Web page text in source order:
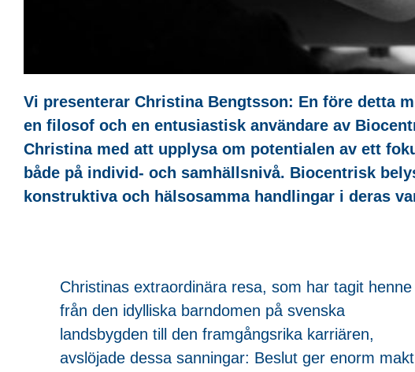
Vi presenterar Christina Bengtsson: En före detta
en filosof och en entusiastisk användare av
Christina med att upplysa om potentialen av ett
både på individ- och samhällsnivå. Biocentrisk
konstruktiva och hälsosamma handlingar i deras
Christinas extraordinära resa, som har tagit henne
från den idylliska barndomen på svenska
landsbygden till den framgångsrika karriären,
avslöjade dessa sanningar: Beslut ger enorm